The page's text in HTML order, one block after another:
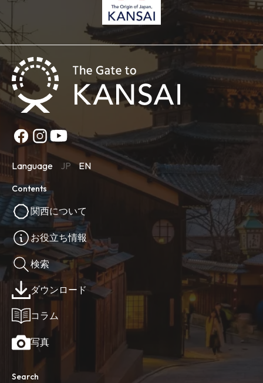
Language JP EN
Contents
関西について
お役立ち情報
検索
ダウンロード
コラム
写真
Search